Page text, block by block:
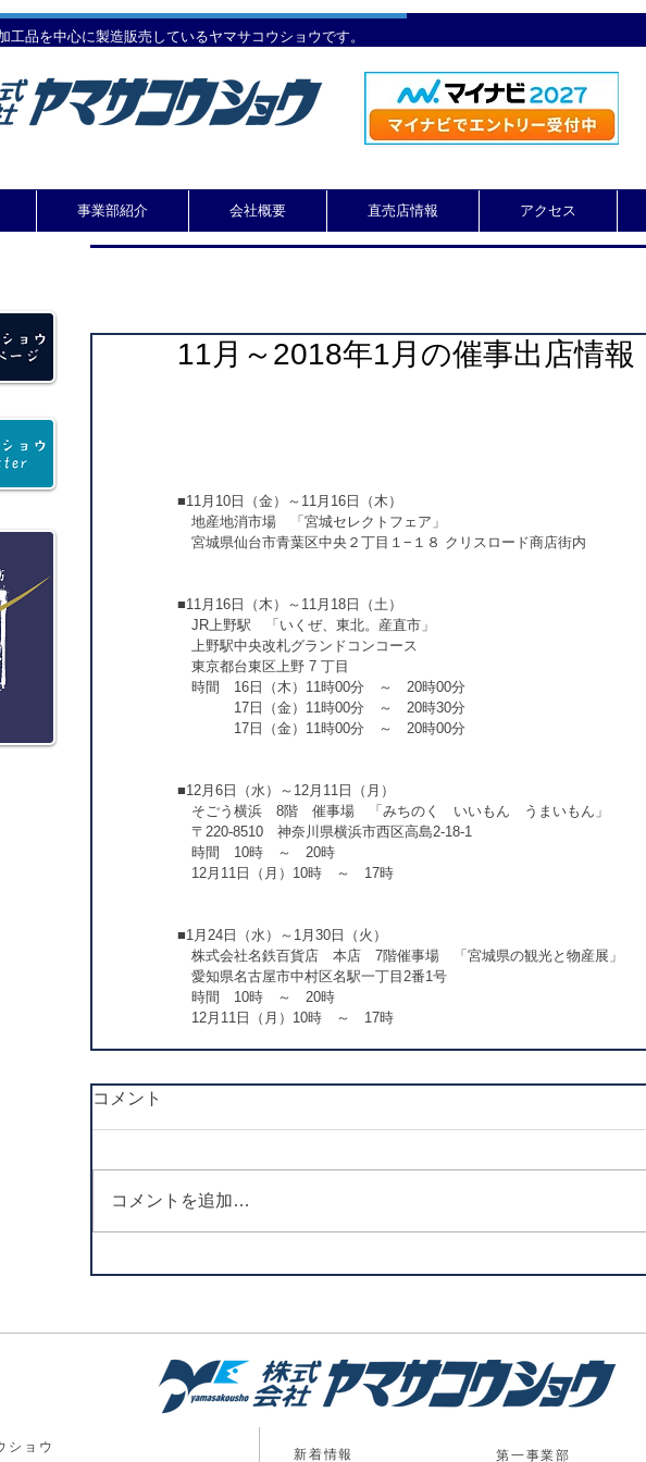
工品を中心に製造販売しているヤマサコウショウです。
事業部紹介 会社概要 直売店情報 アクセス
11月～2018年1月の催事出店情報
■11月10日（金）～11月16日（木）
地産地消市場　「宮城セレクトフェア」
宮城県仙台市青葉区中央２丁目１−１８ クリスロード商店街内
■11月16日（木）～11月18日（土）
JR上野駅　「いくぜ、東北。産直市」
上野駅中央改札グランドコンコース
東京都台東区上野 7 丁目
時間　16日（木）11時00分　～　20時00分
17日（金）11時00分　～　20時30分
17日（金）11時00分　～　20時00分
■12月6日（水）～12月11日（月）
そごう横浜　8階　催事場　「みちのく　いいもん　うまいもん」
〒220-8510　神奈川県横浜市西区高島2-18-1
時間　10時　～　20時
12月11日（月）10時　～　17時
■1月24日（水）～1月30日（火）
株式会社名鉄百貨店　本店　7階催事場　「宮城県の観光と物産展」
愛知県名古屋市中村区名駅一丁目2番1号
時間　10時　～　20時
12月11日（月）10時　～　17時
コメント
コメントを追加…
ショウ
新着情報 第一事業部